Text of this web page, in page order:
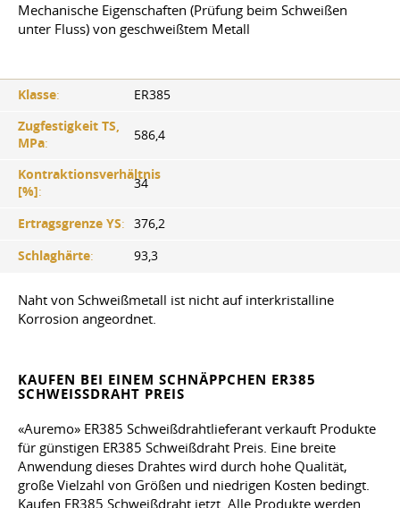
Mechanische Eigenschaften (Prüfung beim Schweißen
unter Fluss) von geschweißtem Metall
Klasse:
ER385
Zugfestigkeit TS,
MPa:
586,4
Kontraktionsverhältnis
[%]:
34
Ertragsgrenze YS:
376,2
Schlaghärte: 93,3
Naht von Schweißmetall ist nicht auf interkristalline
Korrosion angeordnet.
KAUFEN BEI EINEM SCHNÄPPCHEN ER385
SCHWEISSDRAHT PREIS
«Auremo» ER385 Schweißdrahtlieferant verkauft Produkte
für günstigen ER385 Schweißdraht Preis. Eine breite
Anwendung dieses Drahtes wird durch hohe Qualität,
große Vielzahl von Größen und niedrigen Kosten bedingt.
Kaufen ER385 Schweißdraht jetzt. Alle Produkte werden